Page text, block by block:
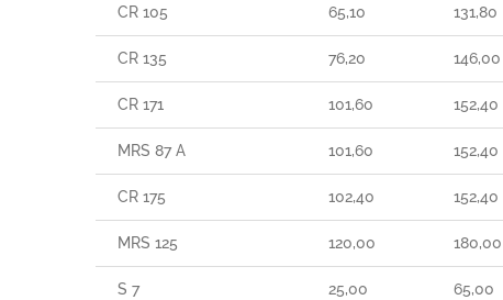
CR 105 65,10 131,80
CR 135 76,20 146,00
CR 171 101,60 152,40
MRS 87 A 101,60 152,40
CR 175 102,40 152,40
MRS 125 120,00 180,00
S 7 25,00 65,00